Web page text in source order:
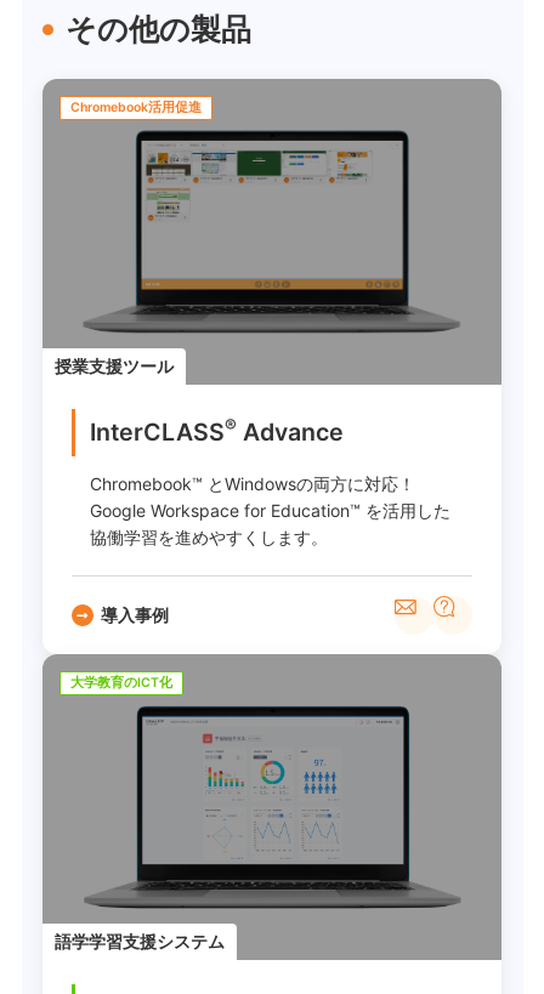
その他の製品
Chromebook活用促進
授業支援ツール
InterCLASS® Advance
Chromebook™ とWindowsの両方に対応！
Google Workspace for Education™ を活用した
協働学習を進めやすくします。
導入事例
大学教育のICT化
語学学習支援システム